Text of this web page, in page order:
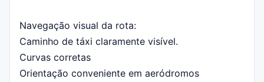
Navegação visual da rota:
Caminho de táxi claramente visível.
Curvas corretas
Orientação conveniente em aeródromos